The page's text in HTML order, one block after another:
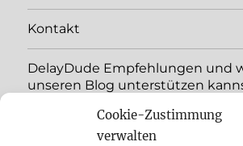
Cookie-Zustimmung
verwalten
Kontakt
DelayDude Empfehlungen und
unseren Blog unterstützen